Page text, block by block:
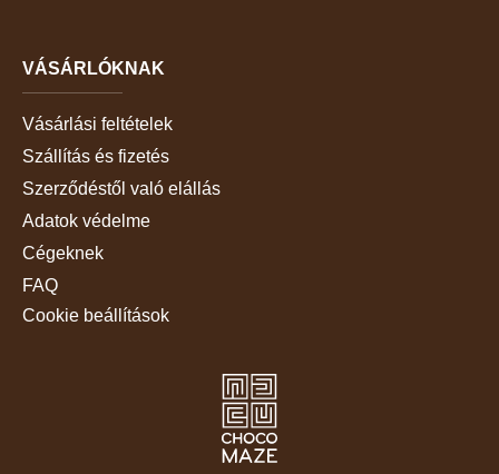
VÁSÁRLÓKNAK
Vásárlási feltételek
Szállítás és fizetés
Szerződéstől való elállás
Adatok védelme
Cégeknek
FAQ
Cookie beállítások